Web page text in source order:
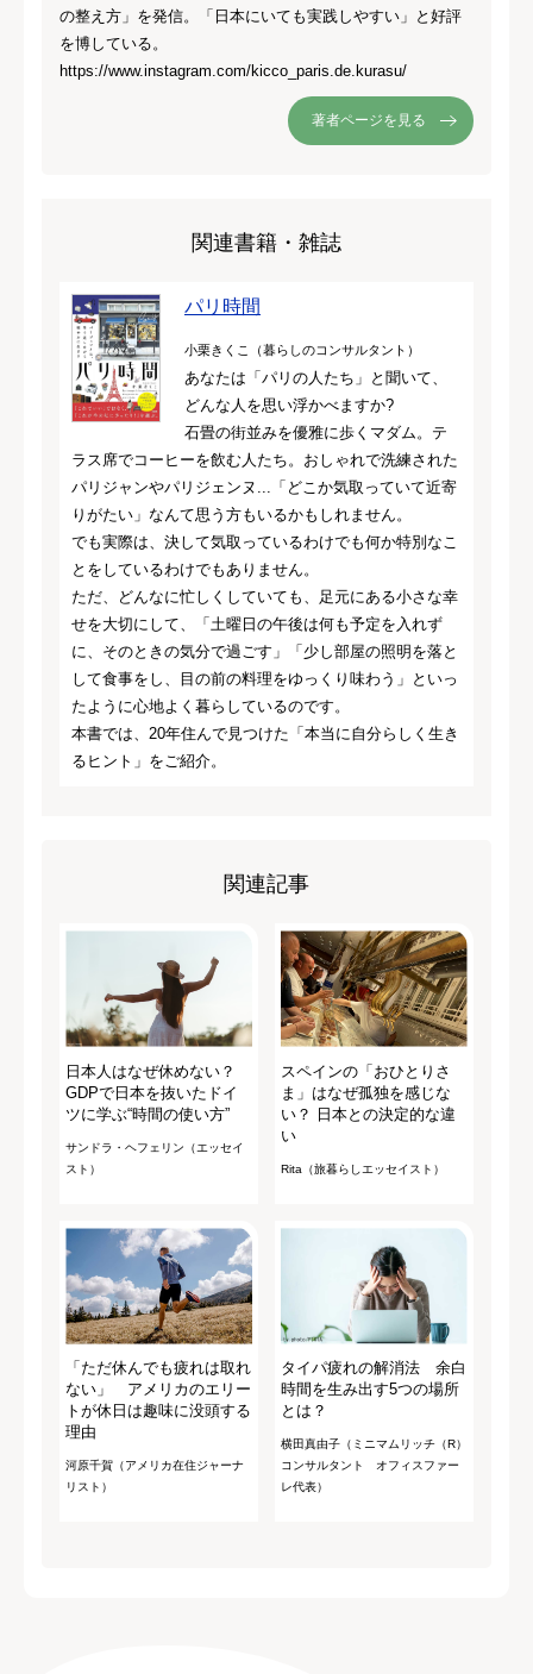
の整え方」を発信。「日本にいても実践しやすい」と好評
を博している。
https://www.instagram.com/kicco_paris.de.kurasu/
著者ページを見る
関連書籍・雑誌
パリ時間
小栗きくこ（暮らしのコンサルタント）
あなたは「パリの人たち」と聞いて、
どんな人を思い浮かべますか?
石畳の街並みを優雅に歩くマダム。テ
ラス席でコーヒーを飲む人たち。おしゃれで洗練された
パリジャンやパリジェンヌ...「どこか気取っていて近寄
りがたい」なんて思う方もいるかもしれません。
でも実際は、決して気取っているわけでも何か特別なこ
とをしているわけでもありません。
ただ、どんなに忙しくしていても、足元にある小さな幸
せを大切にして、「土曜日の午後は何も予定を入れず
に、そのときの気分で過ごす」「少し部屋の照明を落と
して食事をし、目の前の料理をゆっくり味わう」といっ
たように心地よく暮らしているのです。
本書では、20年住んで見つけた「本当に自分らしく生き
るヒント」をご紹介。
関連記事
日本人はなぜ休めない？
GDPで日本を抜いたドイ
ツに学ぶ“時間の使い方”
サンドラ・ヘフェリン（エッセイ
スト）
スペインの「おひとりさ
ま」はなぜ孤独を感じな
い？ 日本との決定的な違
い
Rita（旅暮らしエッセイスト）
「ただ休んでも疲れは取れ
ない」 アメリカのエリー
トが休日は趣味に没頭する
理由
河原千賀（アメリカ在住ジャーナ
リスト）
タイパ疲れの解消法 余白
時間を生み出す5つの場所
とは？
横田真由子（ミニマムリッチ（R）
コンサルタント オフィスファー
レ代表）